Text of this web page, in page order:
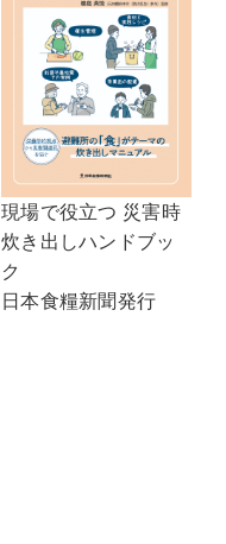
現場で役立つ 災害時
炊き出しハンドブッ
ク
日本食糧新聞発行